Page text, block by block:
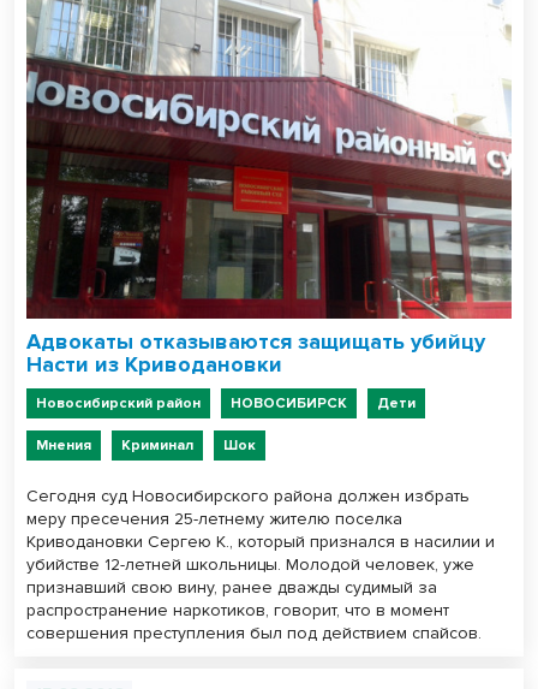
Адвокаты отказываются защищать убийцу
Насти из Криводановки
Новосибирский район НОВОСИБИРСК Дети
Мнения Криминал Шок
Сегодня суд Новосибирского района должен избрать
меру пресечения 25-летнему жителю поселка
Криводановки Сергею К., который признался в насилии и
убийстве 12-летней школьницы. Молодой человек, уже
признавший свою вину, ранее дважды судимый за
распространение наркотиков, говорит, что в момент
совершения преступления был под действием спайсов.